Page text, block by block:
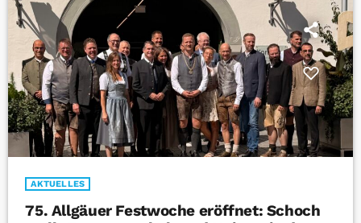
AKTUELLES
75. Allgäuer Festwoche eröffnet: Schoch